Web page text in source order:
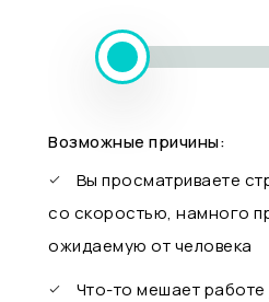
Возможные причины:
Вы просматриваете
со скоростью, намного
ожидаемую от человека
Что-то мешает